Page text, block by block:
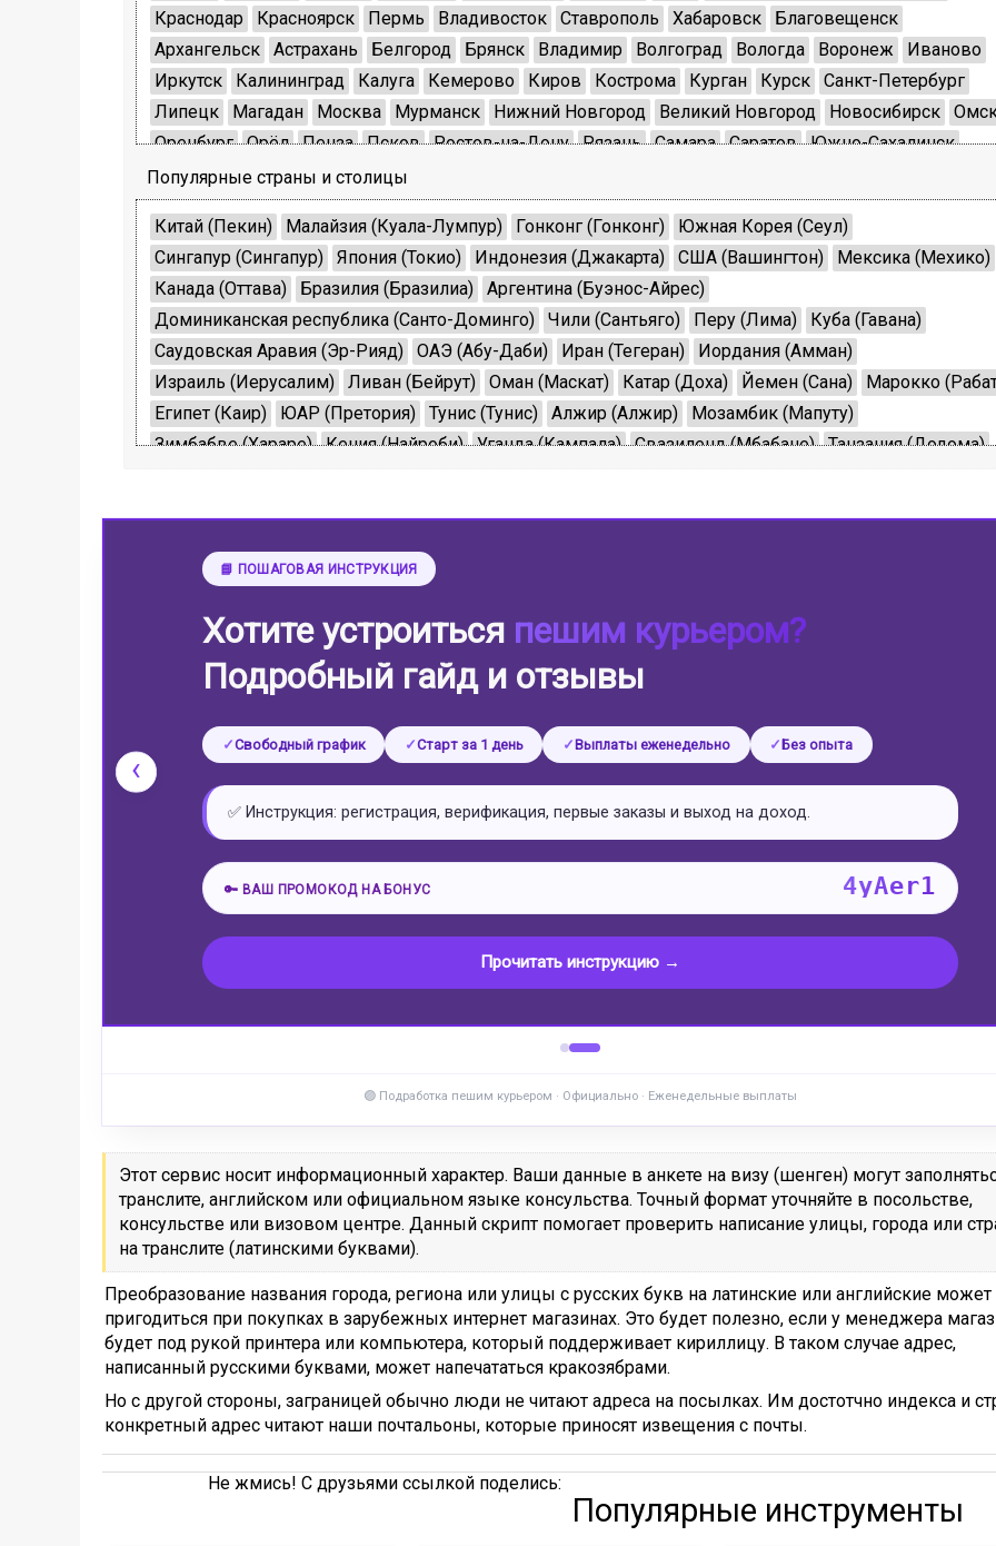
Краснодар
Красноярск Пермь Владивосток Ставрополь Хабаровск
Благовещенск
Архангельск
Астрахань Белгород Брянск Владимир Волгоград Вологда Воронеж
Иваново
Иркутск
Калининград Калуга Кемерово Киров Кострома Курган Курск
Санкт-Петербург
Липецк
Магадан Москва Мурманск Нижний Новгород Великий Новгород Новосибирск
Оренбург
Орёл Пенза Псков Ростов-на-Дону Рязань Самара Саратов
Южно-Сахалинск
Екатеринбург
Смоленск Тамбов
Ярославль
Севастополь Биробиджан Нарьян-Мар Ханты-Мансийск Анадырь Салехард
Популярные страны и столицы
Китай (Пекин) Малайзия (Куала-Лумпур) Гонконг (Гонконг)
Южная Корея (Сеул)
Сингапур (Сингапур)
Япония (Токио) Индонезия (Джакарта) США (Вашингтон)
Мексика (Мехико)
Канада (Оттава)
Бразилия (Бразилиа)
Аргентина (Буэнос-Айрес)
Доминиканская республика (Санто-Доминго)
Чили (Сантьяго) Перу (Лима)
Куба (Гавана)
Саудовская Аравия (Эр-Рияд)
ОАЭ (Абу-Даби) Иран (Тегеран)
Иордания (Амман)
Израиль (Иерусалим)
Ливан (Бейрут) Оман (Маскат) Катар (Доха) Йемен (Сана)
Марокко
Египет (Каир)
ЮАР (Претория) Тунис (Тунис) Алжир (Алжир)
Мозамбик (Мапуту)
Зимбабве (Хараре)
Кения (Найроби) Уганда (Кампала) Свазиленд (Мбабане)
Танзания (Додома)
Швейцария (Берн)
Азербайджан (Баку)
📘 ПОШАГОВАЯ ИНСТРУКЦИЯ
Хотите устроиться пешим курьером?
Подробный гайд и отзывы
Свободный график Старт за 1 день Выплаты еженедельно Без опыта
✅ Инструкция: регистрация, верификация, первые заказы и выход на доход.
🔑 ВАШ ПРОМОКОД НА БОНУС 4yAer1
Прочитать инструкцию →
‹
🟣 Подработка пешим курьером · Официально · Еженедельные выплаты
Этот сервис носит информационный характер. Ваши данные в анкете на визу (шенген) могут
транслите, английском или официальном языке консульства. Точный формат уточняйте в посольстве,
консульстве или визовом центре. Данный скрипт помогает проверить написание улицы, города или
на транслите (латинскими буквами).
Преобразование названия города, региона или улицы с русских букв на латинские или английские может
пригодиться при покупках в зарубежных интернет магазинах. Это будет полезно, если у менеджера
будет под рукой принтера или компьютера, который поддерживает кириллицу. В таком случае адрес,
написанный русскими буквами, может напечататься кракозябрами.
Но с другой стороны, заграницей обычно люди не читают адреса на посылках. Им достотчно индекса и
конкретный адрес читают наши почтальоны, которые приносят извещения с почты.
Не жмись! С друзьями ссылкой поделись:
Популярные инструменты